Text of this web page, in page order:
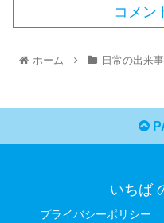
コメン
ホーム 日常の出来事
いちば
プライバシーポリシー